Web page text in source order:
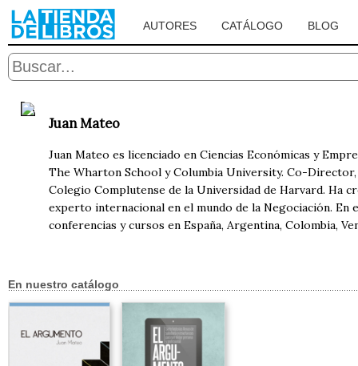
AUTORES CATÁLOGO BLOG
Juan Mateo
Juan Mateo es licenciado en Ciencias Económicas y
The Wharton School y Columbia University. Co-
Colegio Complutense de la Universidad de Harvard. Ha
experto internacional en el mundo de la Negociación.
conferencias y cursos en España, Argentina, Colombia,
En nuestro catálogo